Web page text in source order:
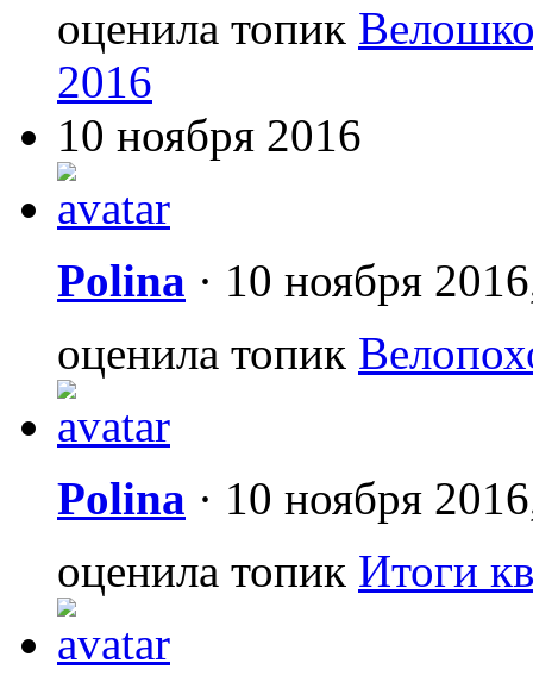
оценила топик
2016
10 ноября 2016
Polina · 10 ноября
оценила топик
Polina · 10 ноября
оценила топик Итоги